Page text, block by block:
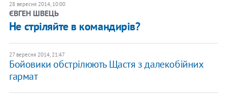
28 вересня 2014, 10:00
ЄВГЕН ШВЕЦЬ
Не стріляйте в командирів?
27 вересня 2014, 21:47
Бойовики обстрілюють Щастя з далекобійних
гармат